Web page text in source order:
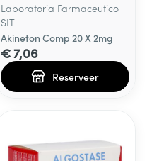
Laboratoria Farmaceutico
SIT
Akineton Comp 20 X 2mg
€ 7,06
Reserveer